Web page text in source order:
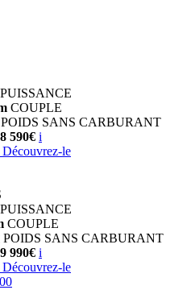
PUISSANCE
COUPLE
POIDS SANS CARBURANT
590€ i
Découvrez-le
PUISSANCE
COUPLE
POIDS SANS CARBURANT
990€ i
Découvrez-le